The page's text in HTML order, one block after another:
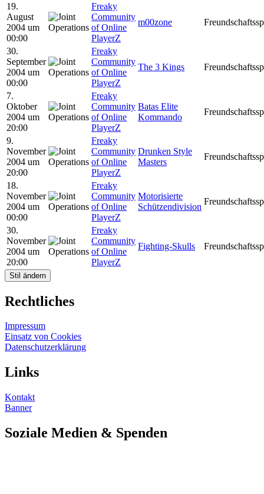
19.
August
2004 um
00:00
Freaky
Community
of Online
PlayerZ
m00zone
30.
September
2004 um
00:00
Freaky
Community
of Online
PlayerZ
The 3 Kings
7.
Oktober
2004 um
20:00
Freaky
Community
of Online
PlayerZ
Batas Elite
Kommando
9.
November
2004 um
20:00
Freaky
Community
of Online
PlayerZ
Drunken Style
Masters
18.
November
2004 um
00:00
Freaky
Community
of Online
PlayerZ
Motorisierte
Schützendivision
30.
November
2004 um
20:00
Freaky
Community
of Online
PlayerZ
Fighting-Skulls
Stil ändern
Rechtliches
Impressum
Einsatz von Cookies
Datenschutzerklärung
Links
Kontakt
Banner
Soziale Medien & Spenden